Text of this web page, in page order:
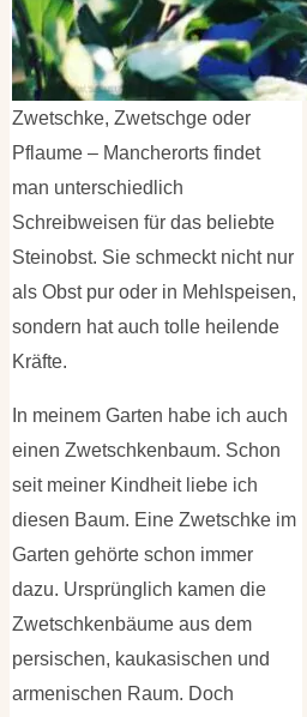
Zwetschke, Zwetschge oder
Pflaume – Mancherorts findet
man unterschiedlich
Schreibweisen für das beliebte
Steinobst. Sie schmeckt nicht nur
als Obst pur oder in Mehlspeisen,
sondern hat auch tolle heilende
Kräfte.
In meinem Garten habe ich auch
einen Zwetschkenbaum. Schon
seit meiner Kindheit liebe ich
diesen Baum. Eine Zwetschke im
Garten gehörte schon immer
dazu. Ursprünglich kamen die
Zwetschkenbäume aus dem
persischen, kaukasischen und
armenischen Raum. Doch